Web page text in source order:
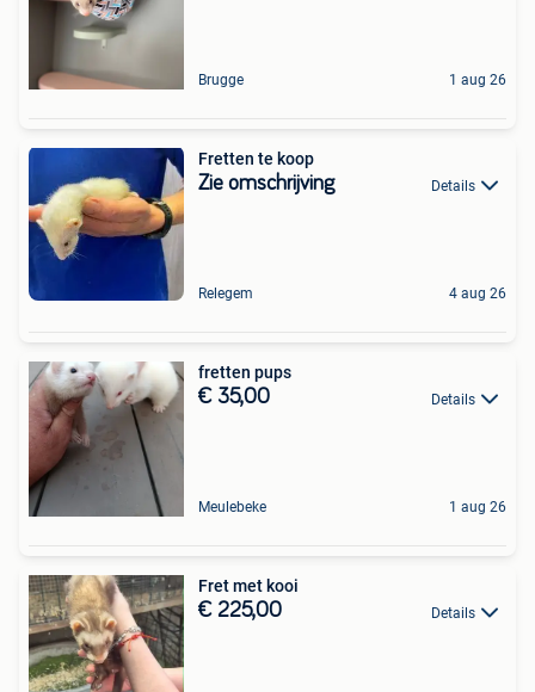
Brugge 1 aug 26
Fretten te koop
Zie omschrijving Details
Relegem 4 aug 26
fretten pups
€ 35,00 Details
Meulebeke 1 aug 26
Fret met kooi
€ 225,00 Details